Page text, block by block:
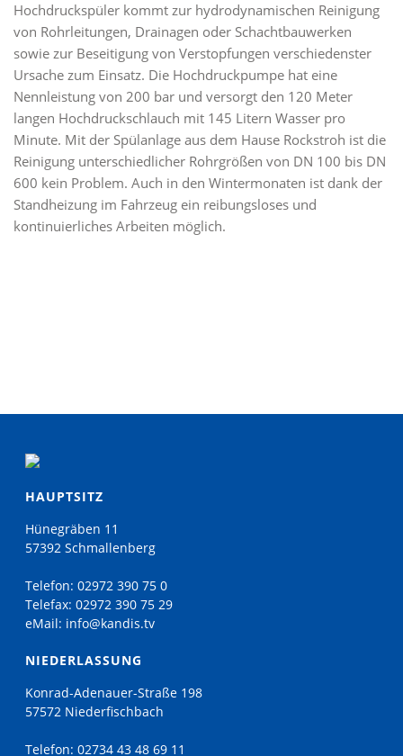
Hochdruckspüler kommt zur hydrodynamischen Reinigung
von Rohrleitungen, Drainagen oder Schachtbauwerken
sowie zur Beseitigung von Verstopfungen verschiedenster
Ursache zum Einsatz. Die Hochdruckpumpe hat eine
Nennleistung von 200 bar und versorgt den 120 Meter
langen Hochdruckschlauch mit 145 Litern Wasser pro
Minute. Mit der Spülanlage aus dem Hause Rockstroh ist die
Reinigung unterschiedlicher Rohrgrößen von DN 100 bis DN
600 kein Problem. Auch in den Wintermonaten ist dank der
Standheizung im Fahrzeug ein reibungsloses und
kontinuierliches Arbeiten möglich.
HAUPTSITZ
Hünegräben 11
57392 Schmallenberg
Telefon: 02972 390 75 0
Telefax: 02972 390 75 29
eMail: info@kandis.tv
NIEDERLASSUNG
Konrad-Adenauer-Straße 198
57572 Niederfischbach
Telefon: 02734 43 48 69 11